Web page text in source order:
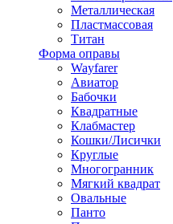
Металлическая
Пластмассовая
Титан
Форма оправы
Wayfarer
Авиатор
Бабочки
Квадратные
Клабмастер
Кошки/Лисички
Круглые
Многогранник
Мягкий квадрат
Овальные
Панто